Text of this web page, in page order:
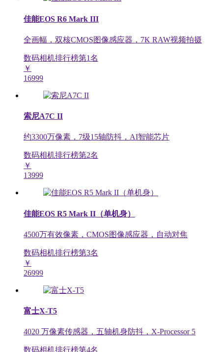
佳能EOS R6 Mark III
全画幅，双核CMOS图像感应器，7K RAW视频拍摄
数码相机排行榜第1名
￥
16999
索尼A7C II
约3300万像素，7级15轴防抖，AI智能芯片
数码相机排行榜第2名
￥
13999
佳能EOS R5 Mark II（单机身）
4500万有效像素，CMOS图像感应器，自动对焦
数码相机排行榜第3名
￥
26999
富士X-T5
4020 万像素传感器，五轴机身防抖，X-Processor 5
数码相机排行榜第4名